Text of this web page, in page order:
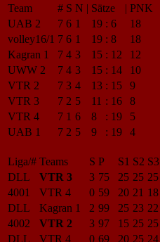
Team
# S N | Sätze | PNK
UAB 2
7 6 1 19 : 6
18
volley16/1 7 6 1 19 : 8
18
Kagran 1
7 4 3 15 : 12
12
UWW 2
7 4 3 15 : 14
10
VTR 2
7 3 4 13 : 15
9
VTR 3
7 2 5 11 : 16
8
VTR 4
7 1 6 8 : 19
5
UAB 1
7 2 5 9 : 19 4
Liga/# Teams S P S1 S2 S3
DLL
VTR 3 3 75 25 25 25
4001
VTR 4 0 59 20 21 18
DLL
Kagran 1 2 99 25 23 22
4002
VTR 2 3 97 15 25 25
DLL
VTR 4 0 69 20 25 24